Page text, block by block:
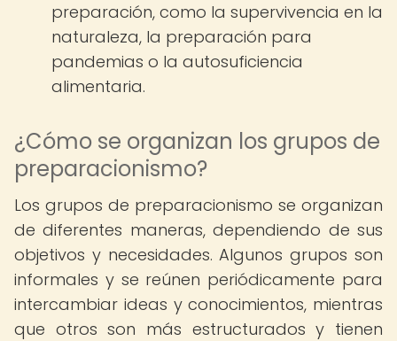
preparación, como la supervivencia en la
naturaleza, la preparación para
pandemias o la autosuficiencia
alimentaria.
¿Cómo se organizan los grupos de
preparacionismo?
Los grupos de preparacionismo se organizan
de diferentes maneras, dependiendo de sus
objetivos y necesidades. Algunos grupos son
informales y se reúnen periódicamente para
intercambiar ideas y conocimientos, mientras
que otros son más estructurados y tienen